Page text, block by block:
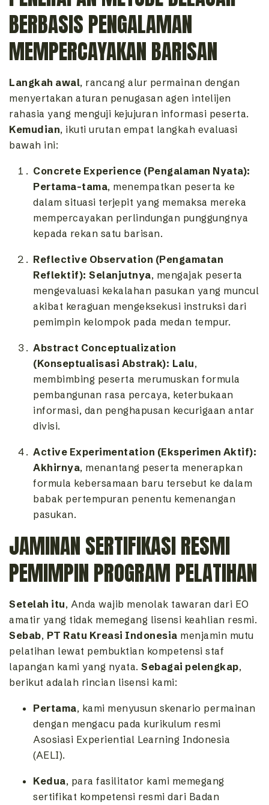
BERBASIS PENGALAMAN
MEMPERCAYAKAN BARISAN
Langkah awal, rancang alur permainan dengan
menyertakan aturan penugasan agen intelijen
rahasia yang menguji kejujuran informasi peserta.
Kemudian, ikuti urutan empat langkah evaluasi
bawah ini:
Concrete Experience (Pengalaman Nyata):
Pertama-tama, menempatkan peserta ke
dalam situasi terjepit yang memaksa mereka
mempercayakan perlindungan punggungnya
kepada rekan satu barisan.
Reflective Observation (Pengamatan
Reflektif): Selanjutnya, mengajak peserta
mengevaluasi kekalahan pasukan yang muncul
akibat keraguan mengeksekusi instruksi dari
pemimpin kelompok pada medan tempur.
Abstract Conceptualization
(Konseptualisasi Abstrak): Lalu,
membimbing peserta merumuskan formula
pembangunan rasa percaya, keterbukaan
informasi, dan penghapusan kecurigaan antar
divisi.
Active Experimentation (Eksperimen Aktif):
Akhirnya, menantang peserta menerapkan
formula kebersamaan baru tersebut ke dalam
babak pertempuran penentu kemenangan
pasukan.
JAMINAN SERTIFIKASI RESMI
PEMIMPIN PROGRAM PELATIHAN
Setelah itu, Anda wajib menolak tawaran dari EO
amatir yang tidak memegang lisensi keahlian resmi.
Sebab, PT Ratu Kreasi Indonesia menjamin mutu
pelatihan lewat pembuktian kompetensi staf
lapangan kami yang nyata. Sebagai pelengkap,
berikut adalah rincian lisensi kami:
Pertama, kami menyusun skenario permainan
dengan mengacu pada kurikulum resmi
Asosiasi Experiential Learning Indonesia
(AELI).
Kedua, para fasilitator kami memegang
sertifikat kompetensi resmi dari Badan